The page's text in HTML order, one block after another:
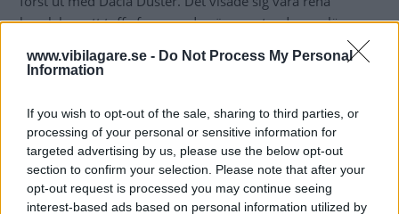
www.vibilagare.se - Do Not Process My Personal
Information
If you wish to opt-out of the sale, sharing to third parties, or
processing of your personal or sensitive information for
targeted advertising by us, please use the below opt-out
section to confirm your selection. Please note that after your
opt-out request is processed you may continue seeing
interest-based ads based on personal information utilized by
barnleken att tuffa fram med snön sprutande upp längs
Swift gick också fram utan större problem, ända tills det
snö. Vi försökte backa ut och knuffa på med muskelkraft.
Men då blev det ständiga motorstopp. Motorn orkade inte
driva. Vi försökte koppla ur ASR. Men det är tveksamt om
det fun-gerade. Det blev i vart fall ingen större skillnad –
så snöskyffeln åkte fram.